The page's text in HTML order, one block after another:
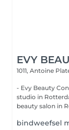
EVY
1011, Antoine
- Evy Beauty Concept Luxury hair salon,
studio in Rotterdam Welcome to Evy Beauty
beauty salon in
bindweefsel